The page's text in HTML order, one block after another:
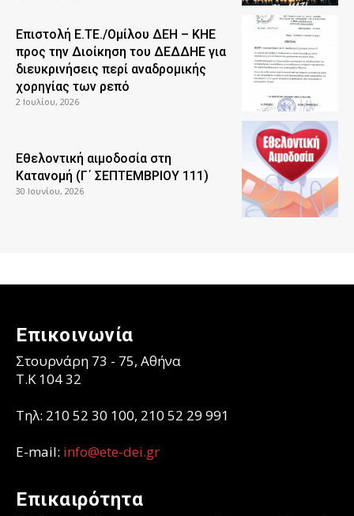
Επιστολή Ε.ΤΕ./Ομίλου ΔΕΗ – ΚΗΕ
προς την Διοίκηση του ΔΕΔΔΗΕ για
διευκρινήσεις περί αναδρομικής
χορηγίας των ρεπό
2 Ιουλίου, 2026
Εθελοντική αιμοδοσία στη
Κατανομή (Γ΄ ΣΕΠΤΕΜΒΡΙΟΥ 111)
30 Ιουνίου, 2026
Επικοινωνία
Στουρνάρη 73 - 75, Αθήνα
T.K 104 32
Τηλ: 210 52 30 100, 210 52 29 991
E-mail: info@ete-dei.gr
Επικαιρότητα